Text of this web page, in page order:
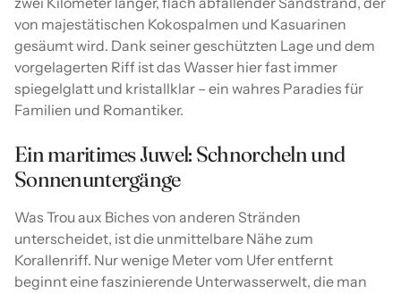
von majestätischen Kokospalmen und Kasuarinen
gesäumt wird. Dank seiner geschützten Lage und dem
vorgelagerten Riff ist das Wasser hier fast immer
spiegelglatt und kristallklar – ein wahres Paradies für
Familien und Romantiker.
Ein maritimes Juwel: Schnorcheln und
Sonnenuntergänge
Was Trou aux Biches von anderen Stränden
unterscheidet, ist die unmittelbare Nähe zum
Korallenriff. Nur wenige Meter vom Ufer entfernt
beginnt eine faszinierende Unterwasserwelt, die man